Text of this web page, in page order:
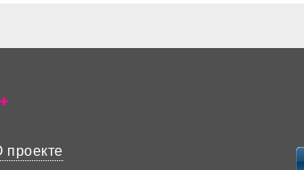
проекте